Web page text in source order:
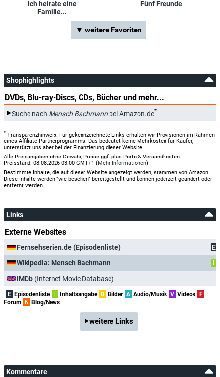
Ich heirate eine
Familie...
Fünf Freunde
▼ weitere Favoriten
Shophighlights
DVDs, Blu-ray-Discs, CDs, Bücher und mehr...
Suche nach Mensch Bachmann bei Amazon.de*
* Transparenzhinweis: Für gekennzeichnete Links erhalten wir Provisionen im Rahmen
eines Affiliate-Partnerprogramms. Das bedeutet keine Mehrkosten für Käufer,
unterstützt uns aber bei der Finanzierung dieser Website.
Alle Preisangaben ohne Gewähr, Preise ggf. plus Porto & Versandkosten.
Preisstand: 08.08.2026 03:00 GMT+1 (Mehr Informationen)
Bestimmte Inhalte, die auf dieser Website angezeigt werden, stammen von Amazon.
Diese Inhalte werden "wie besehen" bereitgestellt und können jederzeit geändert oder
entfernt werden.
Links
Externe Websites
Fernsehserien.de (Episodenliste)
E
Wikipedia: Mensch Bachmann
I
IMDb (Internet Movie Database)
E Episodenliste Inhaltsangabe B Bilder A Audio/Musik V Videos
F
Forum
N Blog/News
weitere Links
Kommentare